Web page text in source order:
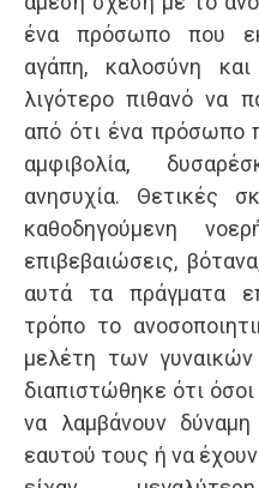
ένα πρόσωπο που
αγάπη, καλοσύνη
λιγότερο πιθανό να
από ότι ένα πρόσωπο
αμφιβολία,
ανησυχία. Θετικές
καθοδηγούμενη
επιβεβαιώσεις,
αυτά τα πράγματα
τρόπο το
μελέτη των
διαπιστώθηκε ότι
να λαμβάνουν
εαυτού τους ή να